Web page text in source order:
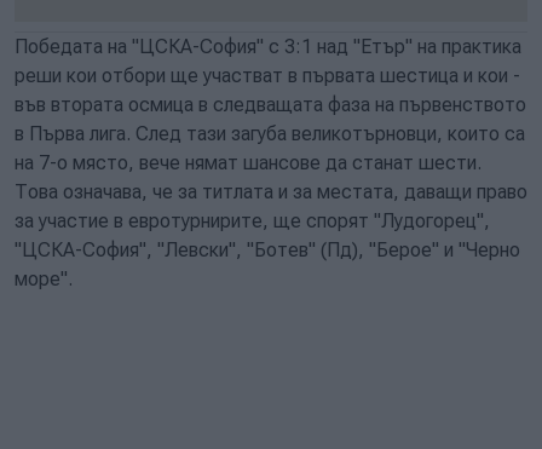
Победата на "ЦСКА-София" с 3:1 над "Етър" на практика
реши кои отбори ще участват в първата шестица и кои -
във втората осмица в следващата фаза на първенството
в Първа лига. След тази загуба великотърновци, които са
на 7-о място, вече нямат шансове да станат шести.
Това означава, че за титлата и за местата, даващи право
за участие в евротурнирите, ще спорят "Лудогорец",
"ЦСКА-София", "Левски", "Ботев" (Пд), "Берое" и "Черно
море".